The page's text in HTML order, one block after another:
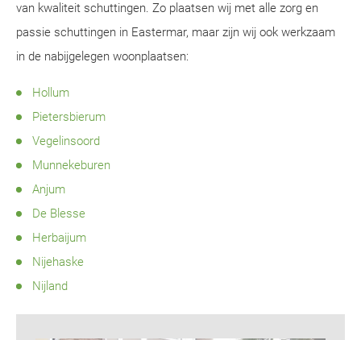
van kwaliteit schuttingen. Zo plaatsen wij met alle zorg en
passie schuttingen in Eastermar, maar zijn wij ook werkzaam
in de nabijgelegen woonplaatsen:
Hollum
Pietersbierum
Vegelinsoord
Munnekeburen
Anjum
De Blesse
Herbaijum
Nijehaske
Nijland